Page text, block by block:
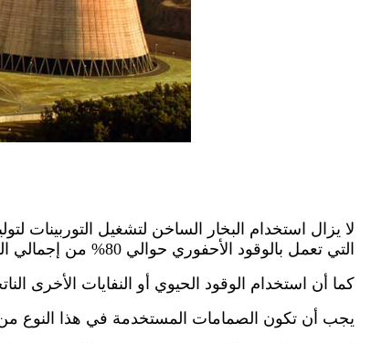
لا يزال استخدام البخار الساخن لتشغيل التوربينات
التي تعمل بالوقود الأحفوري حوالي 80% من إجمالي الطاقة المولدة، ومن المتوقع أن يستمر هذا التوزيع خلال العقود القليلة القادمة.
كما أن استخدام الوقود الحيوي أو النفايات الأخرى
يجب أن تكون الصمامات المستخدمة في هذا النوع